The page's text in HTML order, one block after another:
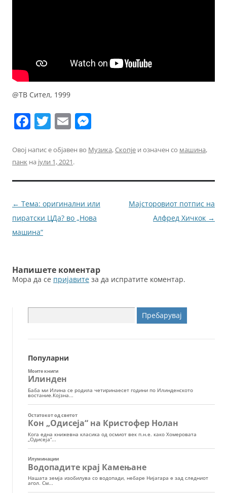
@ТВ Сител, 1999
F
c
e
b
o
o
k
T
itt
er
E
ai
l
ss
n
g
er
Овој напис е објавен во Музика,Скопје и означен со машина,
панк на јули 1, 2021.
Навигација
за
написи
← Тема: оригинални или
пиратски ЦДа? во „Нова
машина“
Mајсторовиот потпис на
Алфред Хичкок →
Напишете коментар
Мора да се пријавите за да испратите коментар.
за:
Популарни